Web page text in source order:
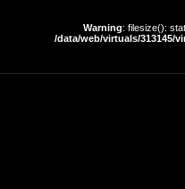
Warning: filesize():
/data/web/virtuals/313145/